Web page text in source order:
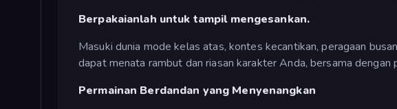
Berpakaianlah untuk tampil mengesankan.
Masuki dunia mode kelas atas, kontes kecantikan, peragaan
dapat menata rambut dan riasan karakter Anda, bersama dengan
Permainan Berdandan yang Menyenangkan